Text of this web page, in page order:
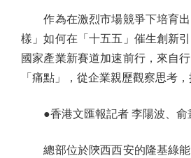
作為在激烈市場競爭下培育出
樣」如何在「十五五」催生創新
國家產業新賽道加速前行，來自
「痛點」，從企業親歷觀察思考，
●香港文匯報記者 李陽波、俞
總部位於陝西西安的隆基綠能